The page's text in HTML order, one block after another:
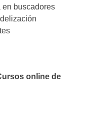
en buscadores
online de